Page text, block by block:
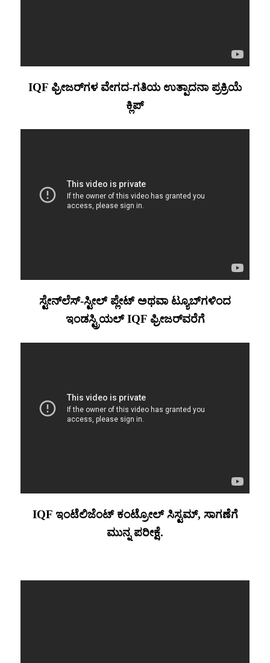
IQF ಫ್ರೀಜರ್‌ಗಳ ವೇಗದ-ಗತಿಯ ಉತ್ಪಾದನಾ ಪ್ರಕ್ರಿಯೆ
ಕ್ಲಿಪ್
ಸ್ಟೇನ್‌ಲೆಸ್-ಸ್ಟೀಲ್ ಪ್ಲೇಟ್ ಅಥವಾ ಟ್ಯೂಬ್‌ಗಳಿಂದ
ಇಂಡಸ್ಟ್ರಿಯಲ್ IQF ಫ್ರೀಜರ್‌ವರೆಗೆ
IQF ಇಂಟೆಲಿಜೆಂಟ್ ಕಂಟ್ರೋಲ್ ಸಿಸ್ಟಮ್, ಸಾಗಣೆಗೆ
ಮುನ್ನ ಪರೀಕ್ಷೆ.